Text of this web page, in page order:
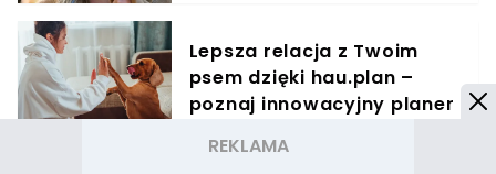
Lepsza relacja z Twoim
psem dzięki hau.plan –
poznaj innowacyjny planer